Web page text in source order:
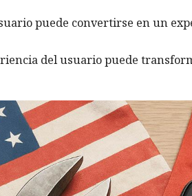
puede convertirse en un
del usuario puede